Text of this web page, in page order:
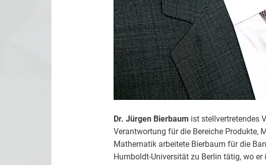
Dr. Jürgen Bierbaum ist stellvertretendes
Verantwortung für die Bereiche Produkte,
Mathematik arbeitete Bierbaum für die
Humboldt-Universität zu Berlin tätig, wo